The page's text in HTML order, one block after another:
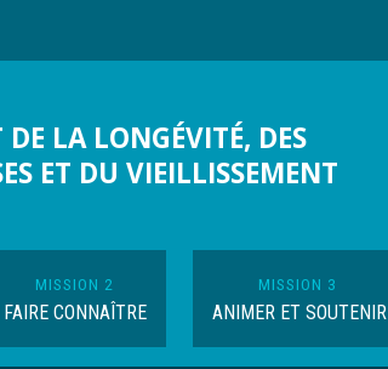
LA LONGÉVITÉ, DES
ET DU VIEILLISSEMENT
MISSION 2
FAIRE CONNAÎTRE
MISSION 3
ANIMER ET SOUTENIR